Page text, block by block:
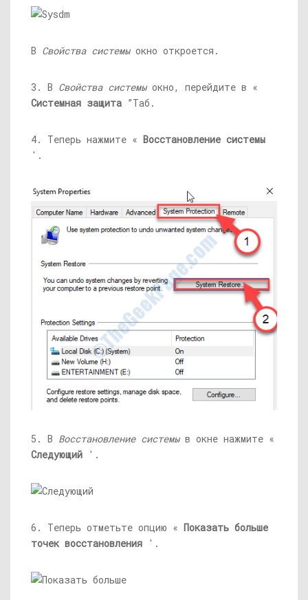
В Свойства системыокно откроется.
3. В Свойства системыокно, перейдите в «
Системная защита ”Таб.
4. Теперь нажмите « Восстановление системы
'.
5. В Восстановление системыв окне нажмите «
Следующий '.
6. Теперь отметьте опцию « Показать больше
точек восстановления '.